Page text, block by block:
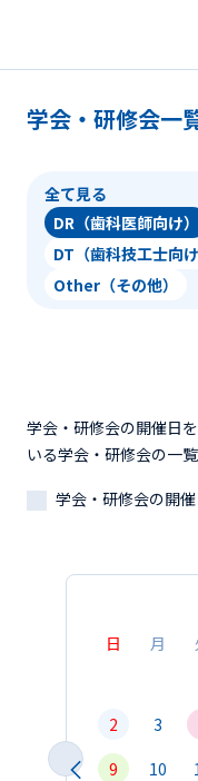
学会・研修会一
全て見る
DR（歯科医師向け）
DT（歯科技工士向け
Other（その他）
学会・研修会の開催日
いる学会・研修会の一
学会・研修会の開催
日
月
2
3
9
10